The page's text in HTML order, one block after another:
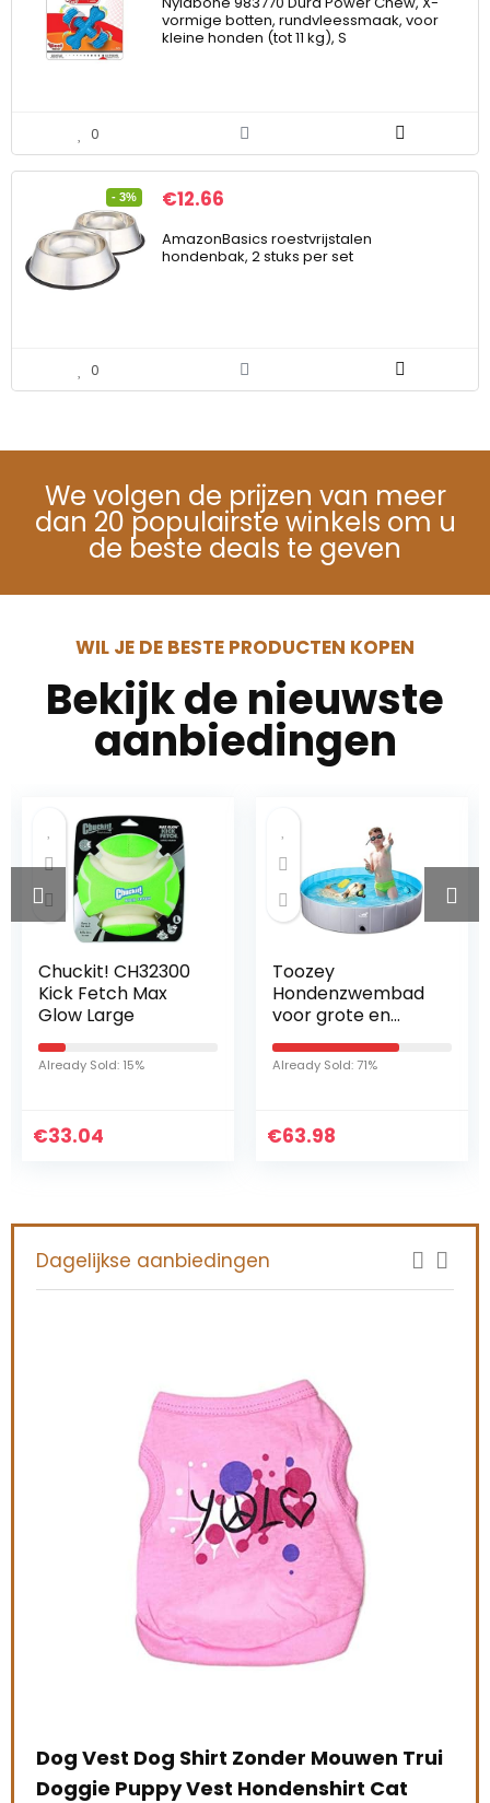
vormige botten, rundvleessmaak, voor
kleine honden (tot 11 kg), S
0
- 3% €12.66
AmazonBasics roestvrijstalen
hondenbak, 2 stuks per set
0
We volgen de prijzen van meer
dan 20 populairste winkels om u
de beste deals te geven
WIL JE DE BESTE PRODUCTEN KOPEN
Bekijk de nieuwste
aanbiedingen
Chuckit! CH32300
Kick Fetch Max
Glow Large
Already Sold: 15%
€33.04
Toozey
Hondenzwembad
voor grote en
kleine honden, 80
cm / 120 cm / 160
cm, opvouwbare
n, kinderbadje
voor kinderen en
milieuvriendelijk
Already Sold: 71%
€63.98
Dagelijkse aanbiedingen
Dog Vest Dog Shirt Zonder Mouwen Trui
Doggie Puppy Vest Hondenshirt Cat